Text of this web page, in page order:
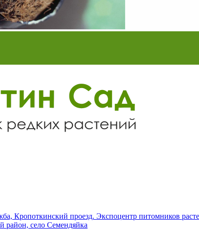
Кропоткинский проезд. Экспоцентр питомников
район, село Семендяйка